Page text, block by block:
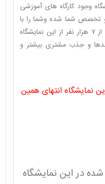
وجود کارگاه های آموزشی
تخصص شما شده وشما را با
این حوزه آشناترمی سازد.بازدید بیش از ٧ هزار نفر از این نمایشگاه
و جذب مشتری بیشتر و
نمایشگاه انتهای همین
در این نمایشگاه